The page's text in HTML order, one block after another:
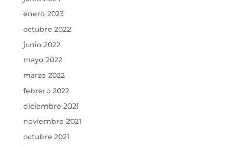
enero 2023
octubre 2022
junio 2022
mayo 2022
marzo 2022
febrero 2022
diciembre 2021
noviembre 2021
octubre 2021